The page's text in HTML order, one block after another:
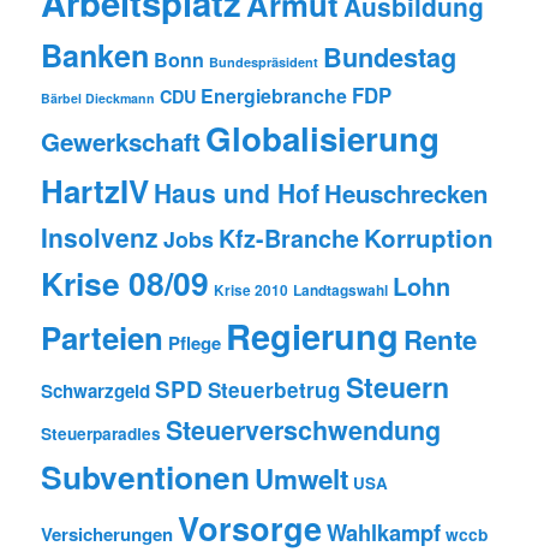
Banken Bonn Bundespräsident Bundestag
Bärbel Dieckmann CDU Energiebranche FDP
GewerkschaftGlobalisierung
HartzIVHaus und HofHeuschrecken
Insolvenz Jobs Kfz-BrancheKorruption
Krise 08/09 Krise 2010 Landtagswahl Lohn
Parteien Pflege Regierung Rente
SchwarzgeldSPD Steuerbetrug Steuern
Steuerparadies Steuerverschwendung
SubventionenUmwelt USA
VersicherungenVorsorgeWahlkampf wccb